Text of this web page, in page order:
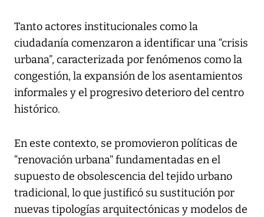
Tanto actores institucionales como la
ciudadanía comenzaron a identificar una “crisis
urbana”, caracterizada por fenómenos como la
congestión, la expansión de los asentamientos
informales y el progresivo deterioro del centro
histórico.
En este contexto, se promovieron políticas de
“renovación urbana” fundamentadas en el
supuesto de obsolescencia del tejido urbano
tradicional, lo que justificó su sustitución por
nuevas tipologías arquitectónicas y modelos de